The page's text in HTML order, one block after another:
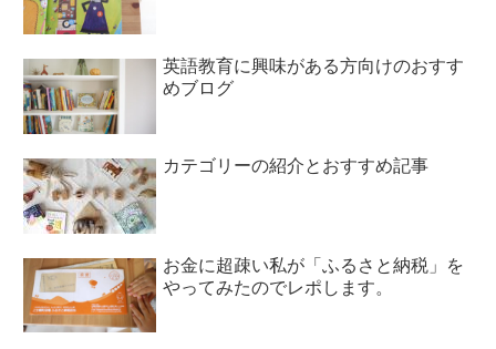
英語教育に興味がある方向けのおすす
めブログ
カテゴリーの紹介とおすすめ記事
お金に超疎い私が「ふるさと納税」を
やってみたのでレポします。